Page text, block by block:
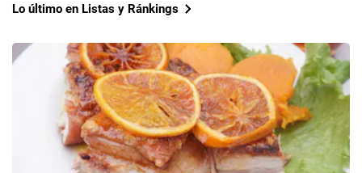
Lo último en Listas y Ránkings